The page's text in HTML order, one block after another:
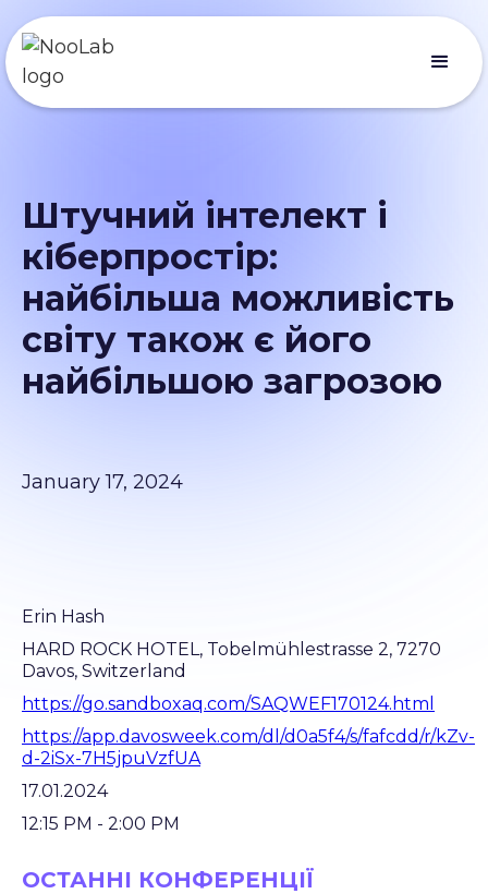
Штучний інтелект і
кіберпростір:
найбільша можливість
світу також є його
найбільшою загрозою
January 17, 2024
Erin Hash
HARD ROCK HOTEL, Tobelmühlestrasse 2, 7270
Davos, Switzerland
https://go.sandboxaq.com/SAQWEF170124.html
https://app.davosweek.com/dl/d0a5f4/s/fafcdd/r/kZv-
d-2iSx-7H5jpuVzfUA
17.01.2024
12:15 РM - 2:00 РM
ОСТАННІ КОНФЕРЕНЦІЇ